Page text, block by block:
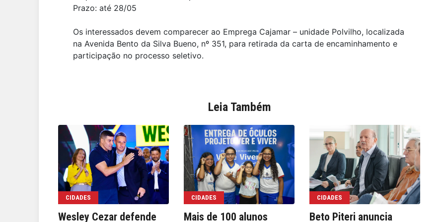
Prazo: até 28/05
Os interessados devem comparecer ao Emprega Cajamar – unidade Polvilho, localizada
na Avenida Bento da Silva Bueno, nº 351, para retirada da carta de encaminhamento e
participação no processo seletivo.
Leia Também
CIDADES
Wesley Cezar defende
CIDADES
Mais de 100 alunos
CIDADES
Beto Piteri anuncia